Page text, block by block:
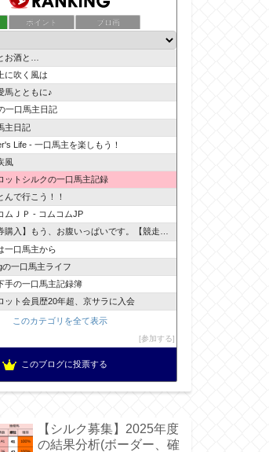
ポイント ブロ画
お酒と…
に吹く風は
馬とともに♪
一口馬主日記
主日記
Life - 一口馬主を楽しもう！
風
ットシルクの一口馬主記録
んで行こう！！
ムＪＰ - コムコムJP
購入】もう、お腹いっぱいです。【競走馬出資】
一口馬主から
の一口馬主ライフ
手の一口馬主記録簿
ット会員歴20年超、京サラに入会
このカテゴリを全て表示
参加する
このブログに投票する
【シルク募集】2025年度
の結果分析(ボーダー、確